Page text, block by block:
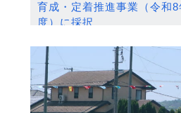
育成・定着推進事業（令和
度）に採択